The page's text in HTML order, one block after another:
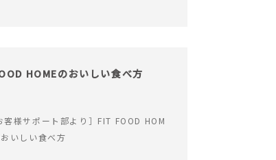
HOMEのおいしい食べ方
客様サポート部より］FIT FOOD HOM
いしい食べ方